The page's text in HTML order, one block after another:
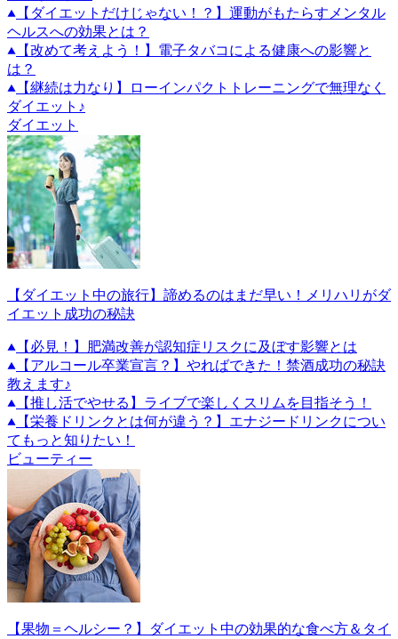
【ダイエットだけじゃない！？】運動がもたらすメンタル
ヘルスへの効果とは？
【改めて考えよう！】電子タバコによる健康への影響と
は？
【継続は力なり】ローインパクトトレーニングで無理なく
ダイエット♪
ダイエット
【ダイエット中の旅行】諦めるのはまだ早い！メリハリがダ
イエット成功の秘訣
【必見！】肥満改善が認知症リスクに及ぼす影響とは
【アルコール卒業宣言？】やればできた！禁酒成功の秘訣
教えます♪
【推し活でやせる】ライブで楽しくスリムを目指そう！
【栄養ドリンクとは何が違う？】エナジードリンクについ
てもっと知りたい！
ビューティー
【果物＝ヘルシー？】ダイエット中の効果的な食べ方＆タイ